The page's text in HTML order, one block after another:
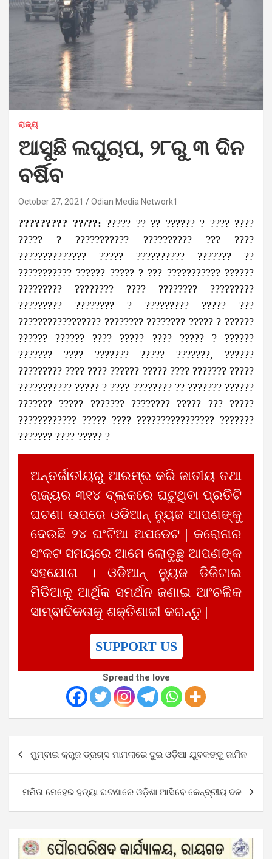
ରାଜ୍ୟ
ଆସୁଛି ଲଘୁଚାପ, ୨୮ରୁ ୩ ଦିନ
ବର୍ଷିବ
October 27, 2021 Odian Media Network1
????????? ??/??: ????? ?? ?? ?????? ? ???? ????
????? ? ??????????? ?????????? ??? ????
?????????????? ????? ?????????? ??????? ??
??????????? ?????? ????? ? ??? ??????????? ??????
????????? ???????? ???? ???????? ?????????
????????? ???????? ? ????????? ????? ???
????????????????? ???????? ???????? ????? ? ??????
?????? ?????? ???? ????? ???? ????? ? ??????
??????? ???? ??????? ????? ???????, ??????
????????? ???? ???? ?????? ????? ???? ??????? ?????
??????????? ????? ? ???? ???????? ?? ??????? ??????
??????? ????? ??????? ???????? ????? ??? ?????
???????????? ????? ???? ???????????????? ???????
??????? ???? ????? ?
ଅନ୍ତର୍ଜାତୀୟରୁ ଆରମ୍ଭ କରି ଜାତୀୟ ତଥା
ରାଜ୍ୟର ୩୧୪ ବ୍ଲକରେ ଘଟୁଥିବା ପ୍ରତିଟି
ଘଟଣା ଉପରେ ଓଡିଆନ୍ ନ୍ୟୁଜ ଆପଣଙ୍କୁ
ଦେଉଛି ୨୪ ଘଂଟିଆ ଅପଡେଟ | କରୋନାର
ସଂକଟ ସମୟରେ ଆମେ ଲୋଡୁଛୁ ଆପଣଙ୍କ
ସହଯୋଗ । ଓଡିଆନ୍ ନ୍ୟୁଜ ଡିଜିଟାଲ
ମିଡିଆକୁ ଆର୍ଥିକ ସମର୍ଥନ ଜଣାଇ ଆଂଚଳିକ
ସାମ୍ବାଦିକତାକୁ ଶକ୍ତିଶାଳୀ କରନ୍ତୁ |
SUPPORT US
Spread the love
navigation
ମୁମ୍ବାଇ କ୍ରୁଜ ଡ୍ରଗ୍ସ ମାମଲାରେ ଦୁଇ ଓଡ଼ିଆ ଯୁବକଙ୍କୁ ଜାମିନ
ମମିତା ମେହେର ହତ୍ୟା ଘଟଣାରେ ଓଡ଼ିଶା ଆସିବେ କେନ୍ଦ୍ରୀୟ ଦଳ